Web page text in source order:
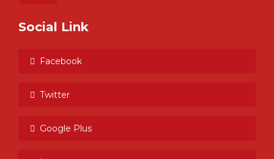
Social Link
Facebook
Twitter
Google Plus